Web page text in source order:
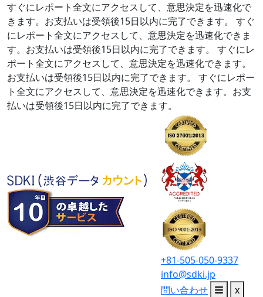
すぐにレポート全文にアクセスして、意思決定を迅速化で
きます。お支払いは受領後15日以内に完了できます。
すぐ
にレポート全文にアクセスして、意思決定を迅速化できま
す。お支払いは受領後15日以内に完了できます。
すぐにレ
ポート全文にアクセスして、意思決定を迅速化できます。
お支払いは受領後15日以内に完了できます。
すぐにレポー
ト全文にアクセスして、意思決定を迅速化できます。お支
払いは受領後15日以内に完了できます。
+81-505-050-9337
info@sdki.jp
問い合わせ
x